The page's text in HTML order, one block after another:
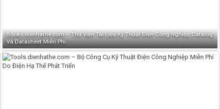
Books.dienhathe.com – Thư Viện Tài Liệu Kỹ Thuật Điện Công Nghiệp, Catalog
Và Datasheet Miễn Phí